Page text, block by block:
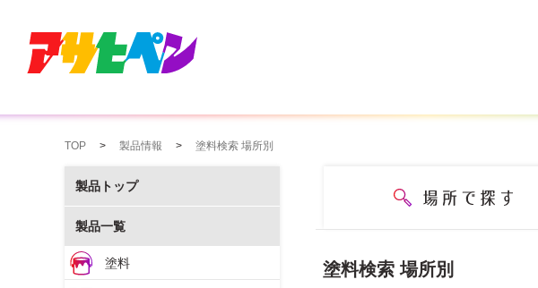
TOP 製品情報 塗料検索 場所別
塗料検索 場所別
製品トップ
製品一覧
塗料